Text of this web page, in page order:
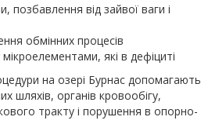
позбавлення від зайвої ваги і
обмінних процесів
які в дефіциті
на озері Бурнас допомагають
шляхів, органів кровообігу,
тракту і порушення в опорно-